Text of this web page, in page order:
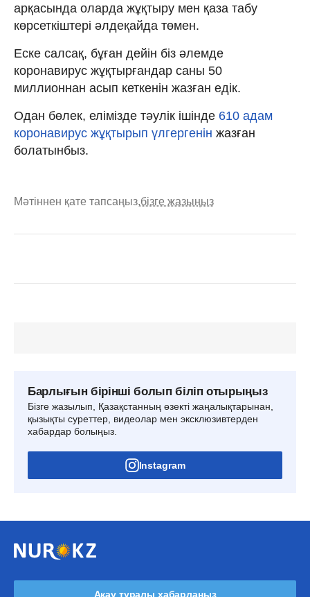
арқасында оларда жұқтыру мен қаза табу
көрсеткіштері әлдеқайда төмен.
Еске салсақ, бұған дейін біз әлемде
коронавирус жұқтырғандар саны 50
миллионнан асып кеткенін жазған едік.
Одан бөлек, елімізде тәулік ішінде 610 адам
коронавирус жұқтырып үлгергенін жазған
болатынбыз.
Мәтіннен қате тапсаңыз,бізге жазыңыз
Барлығын бірінші болып біліп отырыңыз
Бізге жазылып, Қазақстанның өзекті жаңалықтарынан,
қызықты суреттер, видеолар мен эксклюзивтерден
хабардар болыңыз.
Instagram
Ақау туралы хабарлаңыз